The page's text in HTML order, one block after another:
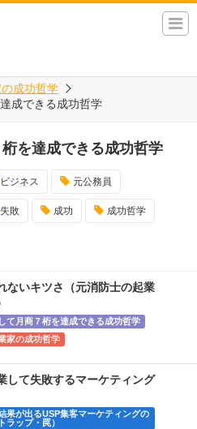
成功哲学
成できる成功哲学
を達成できる成功哲学
ビジネス 元公務員
失敗 成功 成功哲学
ないキツさ（元消防士の起業
て月商７桁を達成できる成功哲学
家の成功哲学
して失敗するマーケティング
果が出るUSP集客マーケティングの
ラップ・罠）